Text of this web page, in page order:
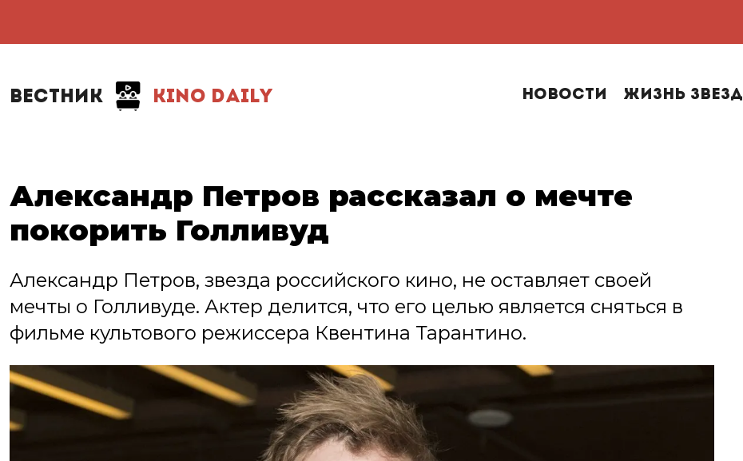
ВЕСТНИК KINO DAILY Новости Жизнь звезд
Александр Петров рассказал о мечте
покорить Голливуд
Александр Петров, звезда российского кино, не оставляет своей
мечты о Голливуде. Актер делится, что его целью является сняться в
фильме культового режиссера Квентина Тарантино.